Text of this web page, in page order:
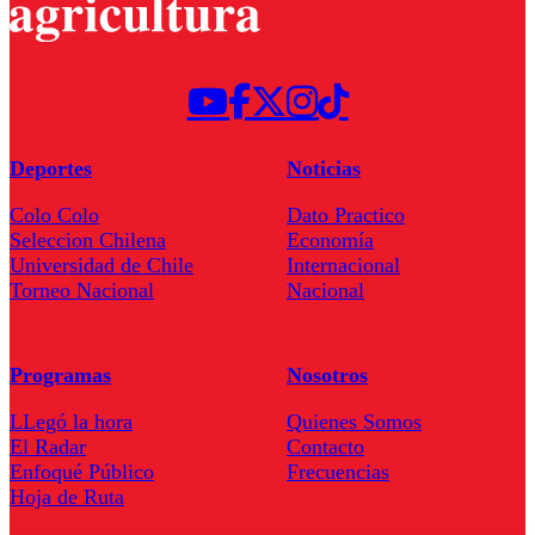
Deportes
Colo Colo
Seleccion Chilena
Universidad de Chile
Torneo Nacional
Noticias
Dato Practico
Economía
Internacional
Nacional
Programas
LLegó la hora
El Radar
Enfoqué Público
Hoja de Ruta
Nosotros
Quienes Somos
Contacto
Frecuencias